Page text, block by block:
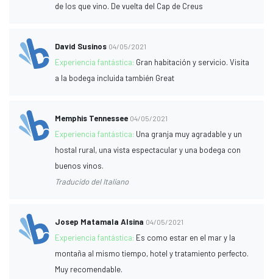
de los que vino. De vuelta del Cap de Creus
David Susinos 04/05/2021
Experiencia fantástica: Gran habitación y servicio. Visita
a la bodega incluida también Great
Memphis Tennessee 04/05/2021
Experiencia fantástica: Una granja muy agradable y un
hostal rural, una vista espectacular y una bodega con
buenos vinos.
Traducido del Italiano
Josep Matamala Alsina 04/05/2021
Experiencia fantástica: Es como estar en el mar y la
montaña al mismo tiempo, hotel y tratamiento perfecto.
Muy recomendable.